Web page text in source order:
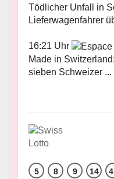
Tödlicher Unfall in
Lieferwagenfahrer
16:21 Uhr
Made in
sieben Schweizer ...
5 8 9 14